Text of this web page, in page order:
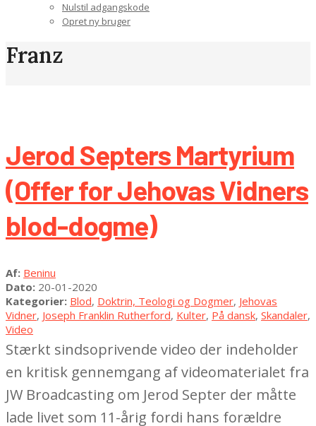
Nulstil adgangskode
Opret ny bruger
Franz
Jerod Septers Martyrium
(Offer for Jehovas Vidners
blod-dogme)
2020-
01-
20
Af: Beninu
Dato: 20-01-2020
Kategorier: Blod, Doktrin, Teologi og Dogmer, Jehovas
Vidner, Joseph Franklin Rutherford, Kulter, På dansk, Skandaler,
Video
Stærkt sindsoprivende video der indeholder
en kritisk gennemgang af videomaterialet fra
JW Broadcasting om Jerod Septer der måtte
lade livet som 11-årig fordi hans forældre